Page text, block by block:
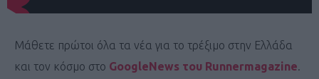
Μάθετε πρώτοι όλα τα νέα για το τρέξιμο στην Ελλάδα
και τον κόσμο στο GoogleNews του Runnermagazine.